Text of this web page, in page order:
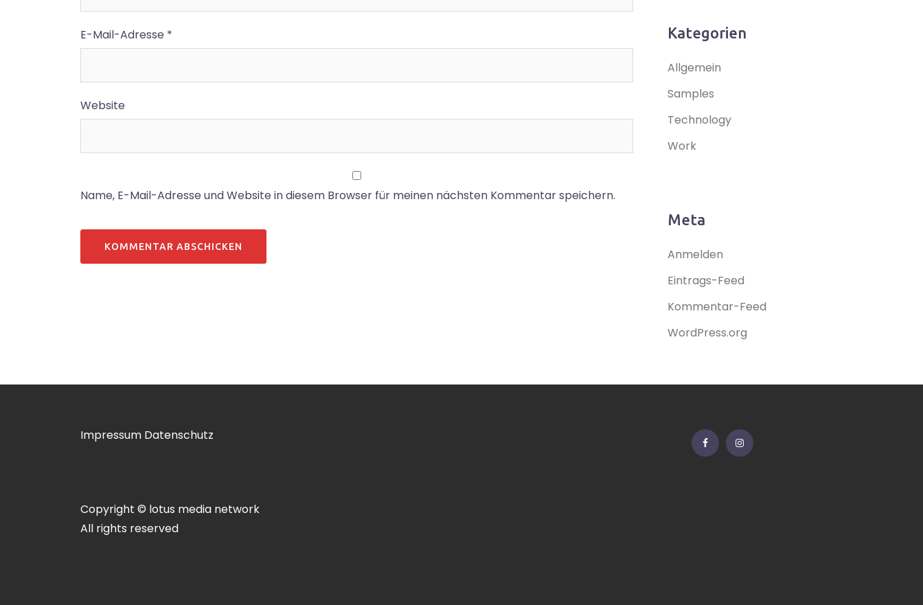
E-Mail-Adresse *
Website
Name, E-Mail-Adresse und Website in diesem Browser für meinen nächsten Kommentar speichern.
Kategorien
Allgemein
Samples
Technology
Work
Meta
Anmelden
Eintrags-Feed
Kommentar-Feed
WordPress.org
Impressum Datenschutz
Copyright © lotus media network
All rights reserved
FacebookInstagram